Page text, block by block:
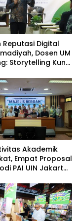
Reputasi Digital
Dosen UM
Storytelling Kunci
Akademik
Empat Proposal
PAI UIN Jakarta